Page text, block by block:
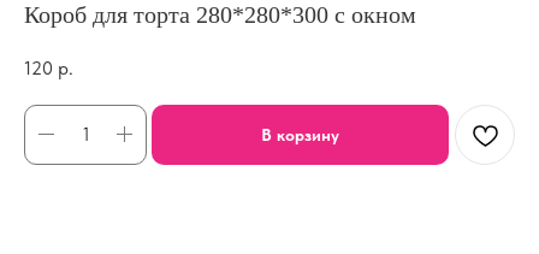
Короб для торта 280*280*300 с окном
120 р.
В корзину